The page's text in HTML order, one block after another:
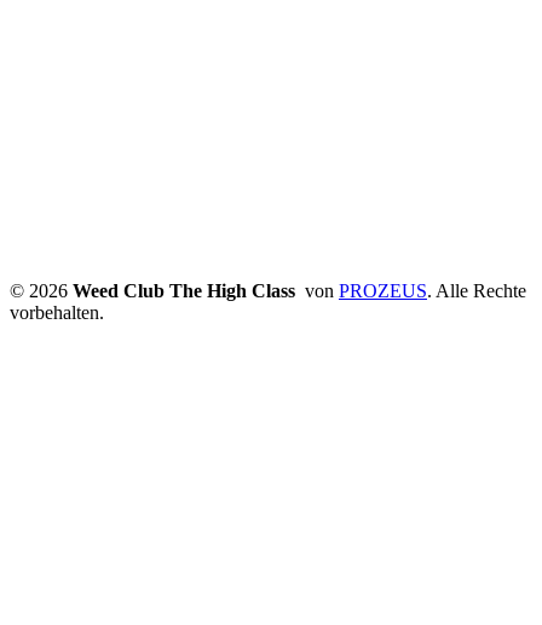
© 2026 Weed Club The High Class von PROZEUS. Alle Rechte
vorbehalten.